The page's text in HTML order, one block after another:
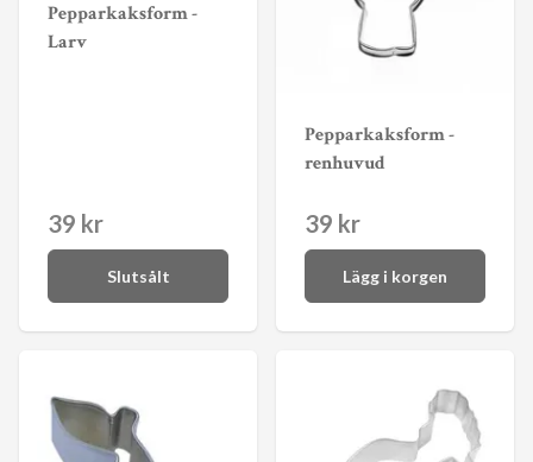
Pepparkaksform -
Larv
39 kr
Slutsålt
Pepparkaksform -
renhuvud
39 kr
Lägg i korgen